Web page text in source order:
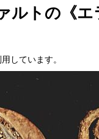
ルトの《エ
しています。